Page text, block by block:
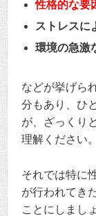
性格的な要
ストレスに
環境の急激
などが挙げら
分もあり、ひ
が、ざっくり
理解ください。
それでは特に
が行われてき
ことにしまし